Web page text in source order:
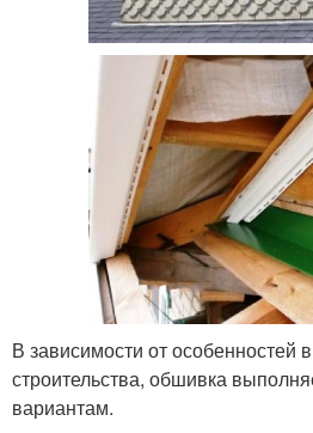
В зависимости от особенностей
строительства, обшивка
вариантам.